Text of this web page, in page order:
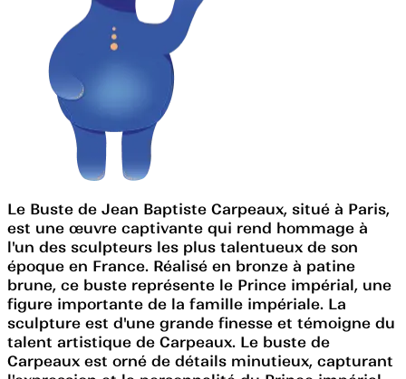
Le Buste de Jean Baptiste Carpeaux, situé à Paris,
est une œuvre captivante qui rend hommage à
l'un des sculpteurs les plus talentueux de son
époque en France. Réalisé en bronze à patine
brune, ce buste représente le Prince impérial, une
figure importante de la famille impériale. La
sculpture est d'une grande finesse et témoigne du
talent artistique de Carpeaux. Le buste de
Carpeaux est orné de détails minutieux, capturant